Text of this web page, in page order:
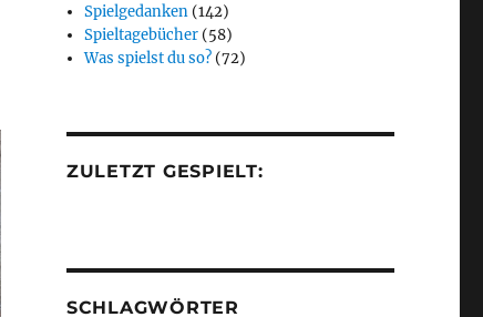
Spielgedanken (142)
Spieltagebücher (58)
Was spielst du so? (72)
ZULETZT GESPIELT:
SCHLAGWÖRTER